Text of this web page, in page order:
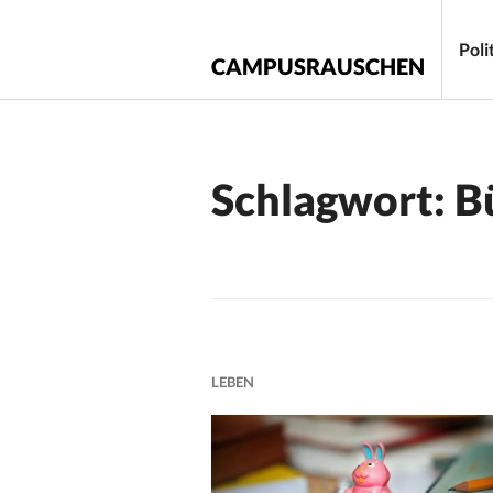
CAMPUSRAUSCHEN
Schlagwort:
LEBEN